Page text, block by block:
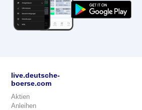
live.deutsche-
boerse.com
Aktien
Anleihen